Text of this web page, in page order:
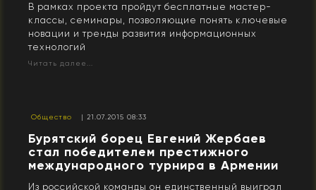
В рамках проекта пройдут бесплатные мастер-
классы, семинары, позволяющие понять ключевые
новации и тренды развития информационных
технологий
Читать далее...
Общество | 21.07.2015 08:33
Бурятский борец Евгений Жербаев
стал победителем престижного
международного турнира в Армении
Из российской команды он единственный выиграл